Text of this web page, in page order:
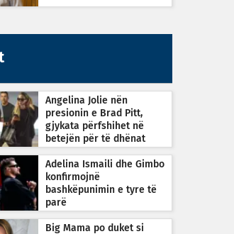
Angelina Jolie nën
presionin e Brad Pitt,
gjykata përfshihet në
betejën për të dhënat
Adelina Ismaili dhe Gimbo
konfirmojnë
bashkëpunimin e tyre të
parë
Big Mama po duket si